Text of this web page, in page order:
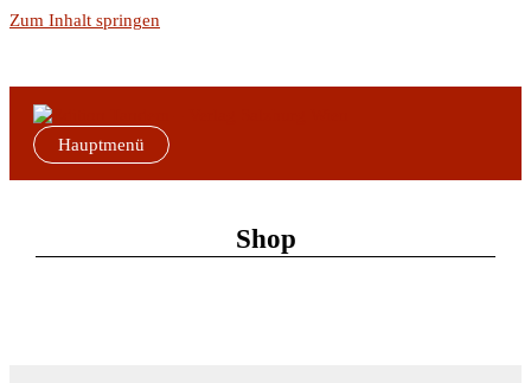
Zum Inhalt springen
Hauptmenü
Shop